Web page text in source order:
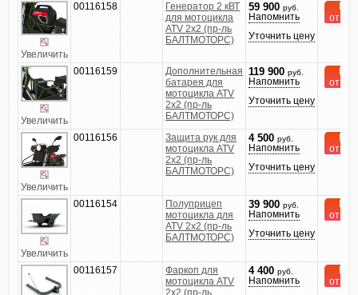
Увеличить
00116158
Генератор 2 кВТ
для мотоцикла
ATV 2х2 (пр-ль
БАЛТМОТОРС)
59 900 руб.
Напомнить
Уточнить цену
от 2
Увеличить
00116159
Дополнительная
батарея для
мотоцикла ATV
2х2 (пр-ль
БАЛТМОТОРС)
119 900 руб.
Напомнить
Уточнить цену
от 2
Увеличить
00116156
Защита рук для
мотоцикла ATV
2х2 (пр-ль
БАЛТМОТОРС)
4 500 руб.
Напомнить
Уточнить цену
от 2
Увеличить
00116154
Полуприцеп
мотоцикла для
ATV 2х2 (пр-ль
БАЛТМОТОРС)
39 900 руб.
Напомнить
Уточнить цену
от 2
00116157
Фаркоп для
мотоцикла ATV
2х2 (пр-ль
4 400 руб.
Напомнить
от 2